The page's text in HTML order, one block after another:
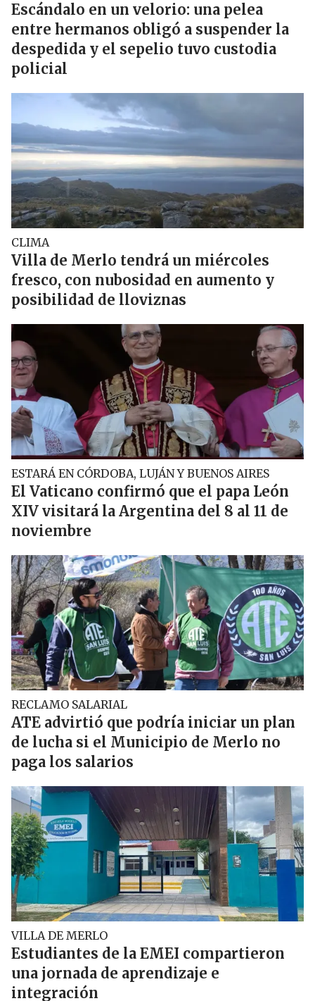
Escándalo en un velorio: una pelea
entre hermanos obligó a suspender la
despedida y el sepelio tuvo custodia
policial
CLIMA
Villa de Merlo tendrá un miércoles
fresco, con nubosidad en aumento y
posibilidad de lloviznas
ESTARÁ EN CÓRDOBA, LUJÁN Y BUENOS AIRES
El Vaticano confirmó que el papa León
XIV visitará la Argentina del 8 al 11 de
noviembre
RECLAMO SALARIAL
ATE advirtió que podría iniciar un plan
de lucha si el Municipio de Merlo no
paga los salarios
VILLA DE MERLO
Estudiantes de la EMEI compartieron
una jornada de aprendizaje e
integración